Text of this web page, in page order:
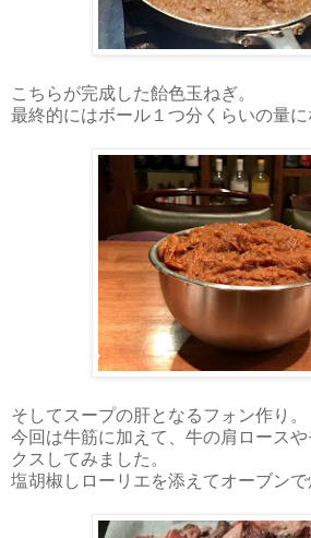
こちらが完成した飴色玉ねぎ。
最終的にはボール１つ分くらいの量に
そしてスープの肝となるフォン作り。
今回は牛筋に加えて、牛の肩ロース
クスしてみました。
塩胡椒しローリエを添えてオーブンで